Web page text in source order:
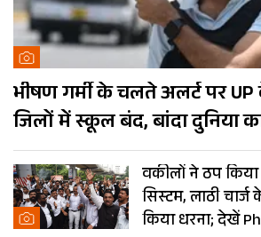
भीषण गर्मी के चलते अलर्ट पर
जिलों में स्कूल बंद, बांदा दुनिया
गर्म शहर
वकीलों ने ठप
सिस्टम, लाठी
किया धरना; देखें